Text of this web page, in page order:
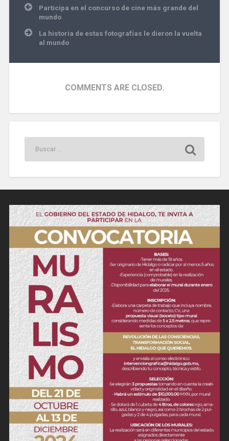
Navegación
de
entradas
Participa en el concurso de cine más grande del
mundo
La historia de estas fotografías le dieron la vuelta
al mundo
COMMENTS ARE CLOSED.